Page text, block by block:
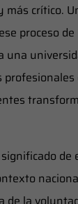
más crítico.
proceso de
una
de